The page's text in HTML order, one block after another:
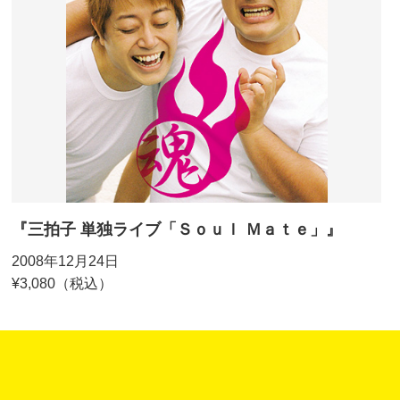
『三拍子 単独ライブ「Ｓｏｕｌ Ｍａｔｅ」』
2008年12月24日
¥3,080（税込）